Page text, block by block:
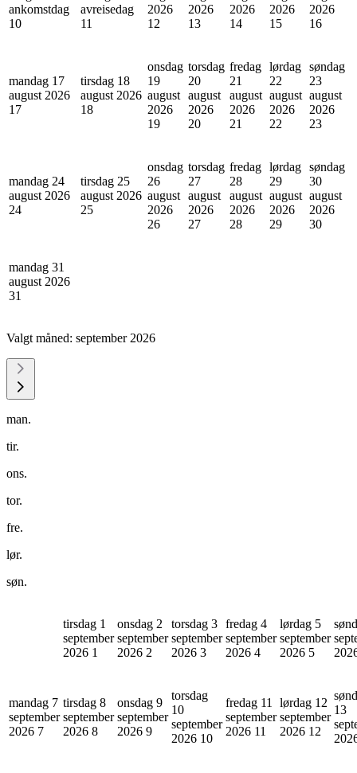
ankomstdag
10
avreisedag
11
2026
12
2026
13
2026
14
2026
15
2026
16
mandag 17
august 2026
17
tirsdag 18
august 2026
18
onsdag
19
august
2026
19
torsdag
20
august
2026
20
fredag
21
august
2026
21
lørdag
22
august
2026
22
søndag
23
august
2026
23
mandag 24
august 2026
24
tirsdag 25
august 2026
25
onsdag
26
august
2026
26
torsdag
27
august
2026
27
fredag
28
august
2026
28
lørdag
29
august
2026
29
søndag
30
august
2026
30
mandag 31
august 2026
31
Valgt måned: september 2026
man.
tir.
ons.
tor.
fre.
lør.
søn.
tirsdag 1
september
2026 1
onsdag 2
september
2026 2
torsdag 3
september
2026 3
fredag 4
september
2026 4
lørdag 5
september
2026 5
mandag 7
september
2026 7
tirsdag 8
september
2026 8
onsdag 9
september
2026 9
torsdag
10
september
2026 10
fredag 11
september
2026 11
lørdag 12
september
2026 12
13